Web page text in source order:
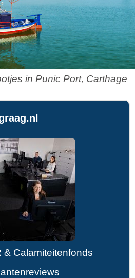
in Punic Port, Carthage
& Calamiteitenfonds